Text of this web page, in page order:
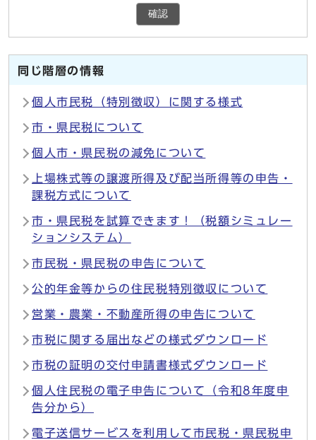
確認
同じ階層の情報
個人市民税（特別徴収）に関する様式
市・県民税について
個人市・県民税の減免について
上場株式等の譲渡所得及び配当所得等の申告・
課税方式について
市・県民税を試算できます！（税額シミュレー
ションシステム）
市民税・県民税の申告について
公的年金等からの住民税特別徴収について
営業・農業・不動産所得の申告について
市税に関する届出などの様式ダウンロード
市税の証明の交付申請書様式ダウンロード
個人住民税の電子申告について（令和8年度申
告分から）
電子送信サービスを利用して市民税・県民税申